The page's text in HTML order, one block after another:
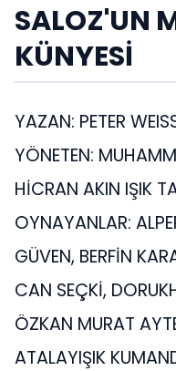
SALOZ'UN
KÜNYESİ
YAZAN: PETER
YÖNETEN:
HİCRAN AKIN IŞIK
OYNAYANLAR:
GÜVEN, BERFİN
CAN SEÇKİ,
ÖZKAN MURAT
ATALAY ​ IŞIK